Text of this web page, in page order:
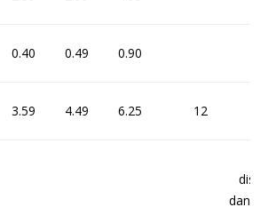
0.40 0.49 0.90
3.59 4.49 6.25 12
dans